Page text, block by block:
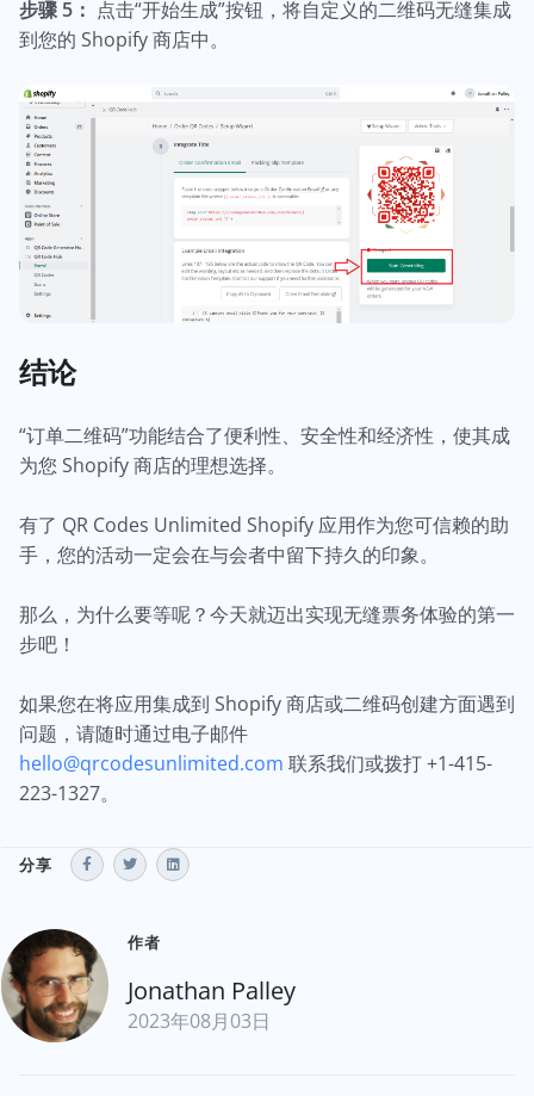
步骤 5： 点击“开始生成”按钮，将自定义的二维码无缝集成
到您的 Shopify 商店中。
结论
“订单二维码”功能结合了便利性、安全性和经济性，使其成
为您 Shopify 商店的理想选择。
有了 QR Codes Unlimited Shopify 应用作为您可信赖的助
手，您的活动一定会在与会者中留下持久的印象。
那么，为什么要等呢？今天就迈出实现无缝票务体验的第一
步吧！
如果您在将应用集成到 Shopify 商店或二维码创建方面遇到
问题，请随时通过电子邮件
hello@qrcodesunlimited.com 联系我们或拨打 +1-415-
223-1327。
分享
作者
Jonathan Palley
2023年08月03日